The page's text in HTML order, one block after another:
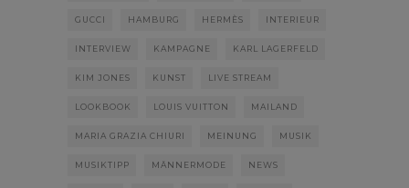
GUCCI HAMBURG HERMÈS INTERIEUR
INTERVIEW KAMPAGNE KARL LAGERFELD
KIM JONES KUNST LIVE STREAM
LOOKBOOK LOUIS VUITTON MAILAND
MARIA GRAZIA CHIURI MEINUNG MUSIK
MUSIKTIPP MÄNNERMODE NEWS